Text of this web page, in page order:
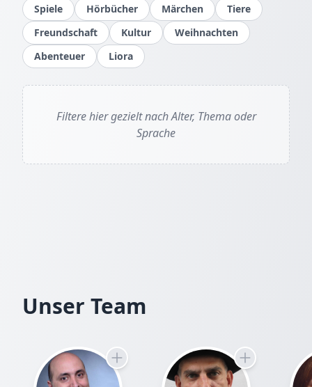
Spiele Hörbücher Märchen
Tiere
Freundschaft
Kultur
Weihnachten
Abenteuer
Liora
Filtere hier gezielt nach Alter, Thema oder
Sprache
Unser Team